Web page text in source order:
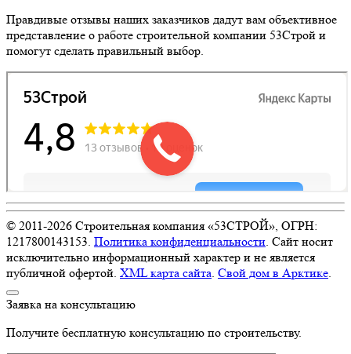
Правдивые отзывы наших заказчиков дадут вам объективное
представление о работе строительной компании 53Строй и
помогут сделать правильный выбор.
© 2011-2026 Строительная компания «53СТРОЙ», ОГРН:
1217800143153. Политика конфиденциальности. Сайт носит
исключительно информационный характер и не является
публичной офертой. XML карта сайта. Свой дом в Арктике.
Заявка на консультацию
Получите бесплатную консультацию по строительству.